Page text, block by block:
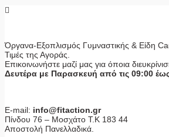
Όργανα-Εξοπλισμός Γυμναστικής & Είδη
Τιμές της Αγοράς.
Επικοινωνήστε μαζί μας για όποια
Δευτέρα με Παρασκευή από τις 09:00 έως
E-mail: info@fitaction.gr
Πίνδου 76 – Μοσχάτο Τ.Κ 183 44
Αποστολή Πανελλαδικά.